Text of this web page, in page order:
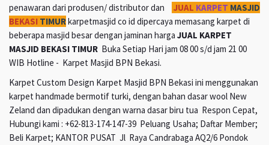
penawaran dari produsen/ distributor dan
JUAL KARPET MASJID
BEKASI TIMURkarpetmasjid co id dipercaya memasang karpet di
beberapa masjid besar dengan jaminan harga JUAL KARPET
MASJID BEKASI TIMUR Buka Setiap Hari jam 08 00 s/d jam 21 00
WIB Hotline - Karpet Masjid BPN Bekasi.
Karpet Custom Design Karpet Masjid BPN Bekasi ini menggunakan
karpet handmade bermotif turki, dengan bahan dasar wool New
Zeland dan dipadukan dengan warna dasar biru tua Respon Cepat,
Hubungi kami : +62-813-174-147-39 Peluang Usaha; Daftar Member;
Beli Karpet; KANTOR PUSAT Jl Raya Candrabaga AQ2/6 Pondok